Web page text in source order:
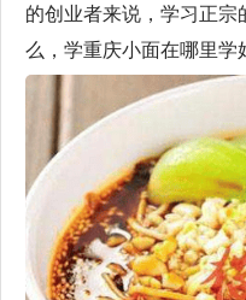
的创业者来说，学习正宗
么， 学重庆小面在哪里学